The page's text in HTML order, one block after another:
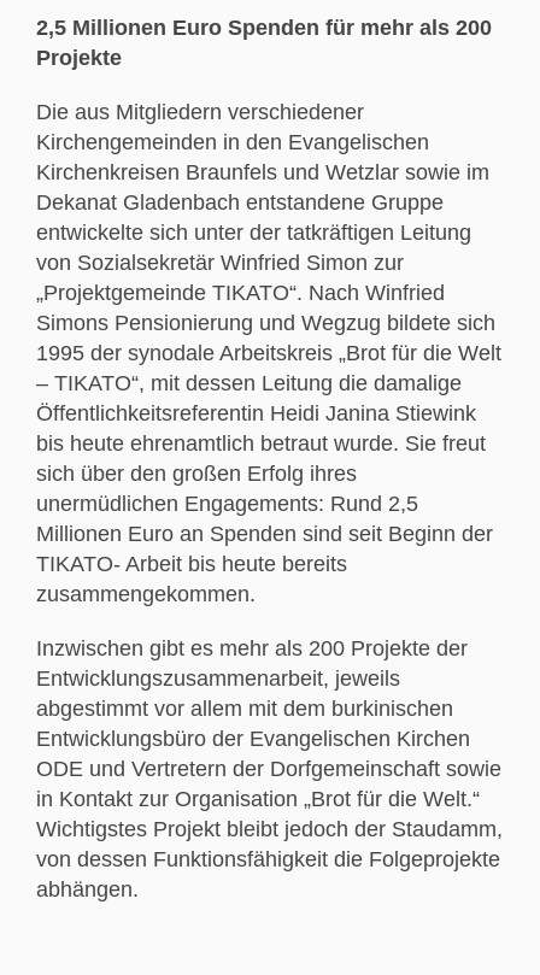
2,5 Millionen Euro Spenden für mehr als 200
Projekte
Die aus Mitgliedern verschiedener
Kirchengemeinden in den Evangelischen
Kirchenkreisen Braunfels und Wetzlar sowie im
Dekanat Gladenbach entstandene Gruppe
entwickelte sich unter der tatkräftigen Leitung
von Sozialsekretär Winfried Simon zur
„Projektgemeinde TIKATO“. Nach Winfried
Simons Pensionierung und Wegzug bildete sich
1995 der synodale Arbeitskreis „Brot für die Welt
– TIKATO“, mit dessen Leitung die damalige
Öffentlichkeitsreferentin Heidi Janina Stiewink
bis heute ehrenamtlich betraut wurde. Sie freut
sich über den großen Erfolg ihres
unermüdlichen Engagements: Rund 2,5
Millionen Euro an Spenden sind seit Beginn der
TIKATO- Arbeit bis heute bereits
zusammengekommen.
Inzwischen gibt es mehr als 200 Projekte der
Entwicklungszusammenarbeit, jeweils
abgestimmt vor allem mit dem burkinischen
Entwicklungsbüro der Evangelischen Kirchen
ODE und Vertretern der Dorfgemeinschaft sowie
in Kontakt zur Organisation „Brot für die Welt.“
Wichtigstes Projekt bleibt jedoch der Staudamm,
von dessen Funktionsfähigkeit die Folgeprojekte
abhängen.